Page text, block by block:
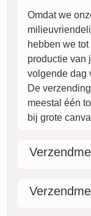
Omdat we
hebben we
productie van
volgende dag
De
meestal één
bij grote